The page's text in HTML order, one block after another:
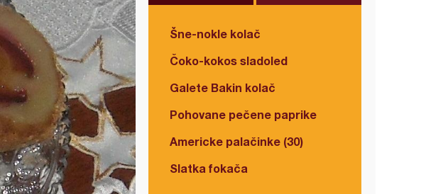
Šne-nokle kolač
Čoko-kokos sladoled
Galete Bakin kolač
Pohovane pečene paprike
Americke palačinke (30)
Slatka fokača